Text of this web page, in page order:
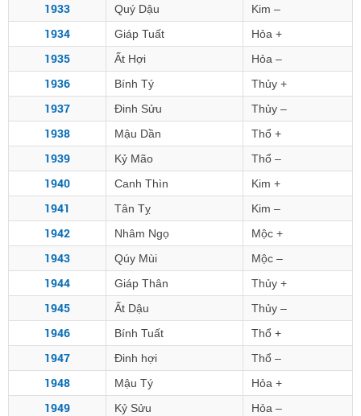
1933 Quý Dậu Kim –
1934 Giáp Tuất Hỏa +
1935 Ất Hợi Hỏa –
1936 Bính Tý Thủy +
1937 Đinh Sửu Thủy –
1938 Mậu Dần Thổ +
1939 Kỷ Mão Thổ –
1940 Canh Thìn Kim +
1941 Tân Tỵ Kim –
1942 Nhâm Ngọ Mộc +
1943 Qúy Mùi Mộc –
1944 Giáp Thân Thủy +
1945 Ất Dậu Thủy –
1946 Bính Tuất Thổ +
1947 Đinh hợi Thổ –
1948 Mậu Tý Hỏa +
1949 Kỷ Sửu Hỏa –